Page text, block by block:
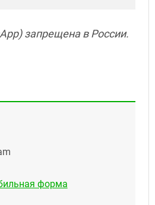
запрещена в России.
форма